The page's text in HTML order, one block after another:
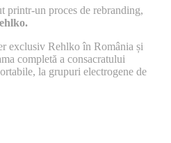
printr-un proces de rebranding,
exclusiv Rehlko în România și
completă a consacratului
la grupuri electrogene de